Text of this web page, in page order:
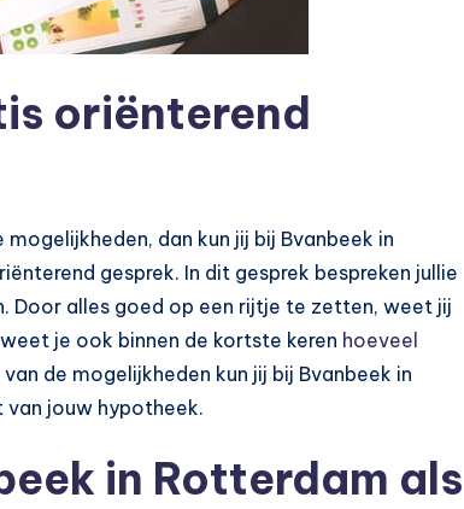
oriënterend
dan kun jij bij Bvanbeek in
gesprek. In dit gesprek bespreken jullie
Door alles goed op een rijtje te zetten, weet jij
je ook binnen de kortste keren hoeveel
de mogelijkheden kun jij bij Bvanbeek in
jouw hypotheek.
in Rotterdam als